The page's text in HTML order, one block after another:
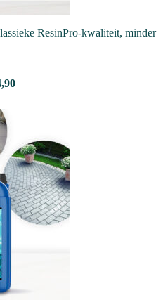
ResinPro-kwaliteit, minder
Prijsklasse: